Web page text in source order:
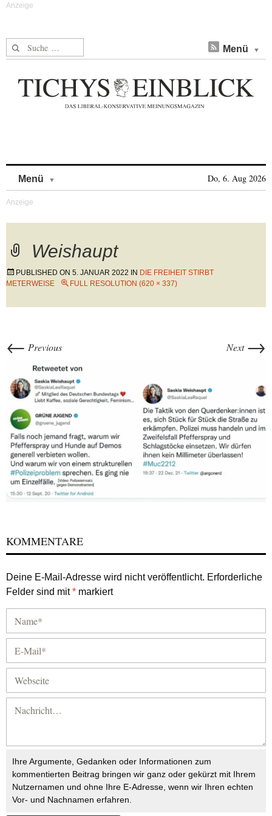
Suche nach: Menü
Menü Do, 6. Aug 2026
Weishaupt
PUBLISHED ON 5. JANUAR 2022 IN DIE FREIHEIT STIRBT
METERWEISE
FULL RESOLUTION (620 × 337)
← Previous Next →
KOMMENTARE
Deine E-Mail-Adresse wird nicht veröffentlicht. Erforderliche
Felder sind mit* markiert
Ihre Argumente, Gedanken oder Informationen zum
kommentierten Beitrag bringen wir ganz oder gekürzt mit Ihrem
Nutzernamen und ohne Ihre E-Adresse, wenn wir Ihren echten
Vor- und Nachnamen erfahren.